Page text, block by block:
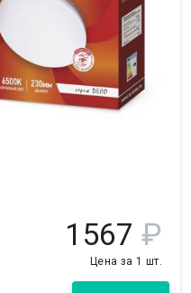
1567 ₽
Цена за 1 шт.